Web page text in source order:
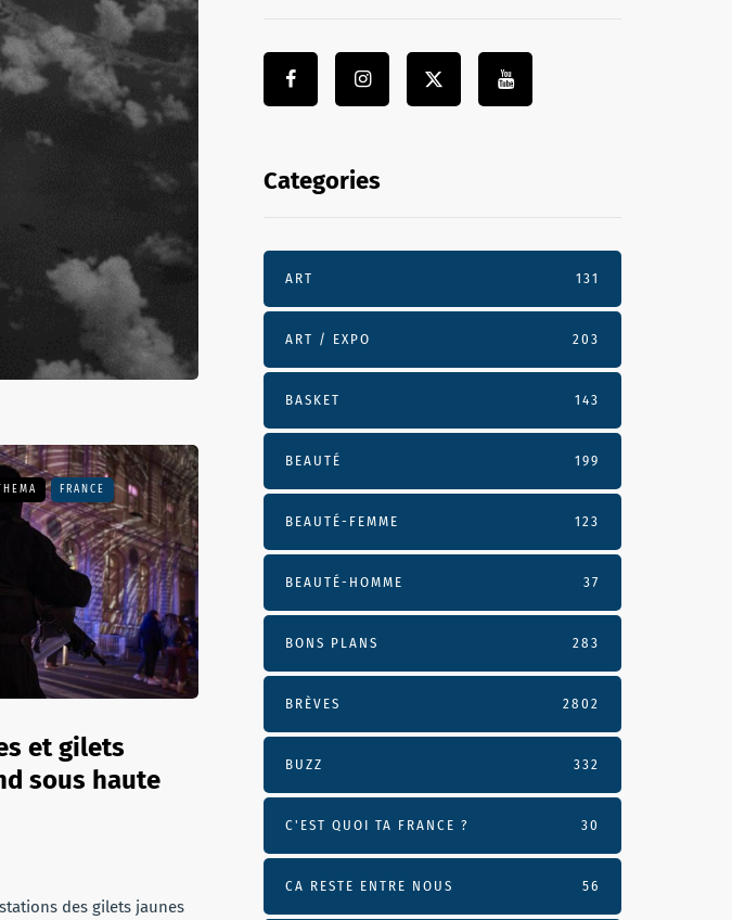
FRANCE
et gilets
sous haute
des gilets jaunes
Categories
ART 131
ART / EXPO 203
BASKET 143
BEAUTÉ 199
BEAUTÉ-FEMME 123
BEAUTÉ-HOMME 37
BONS PLANS 283
BRÈVES 2802
BUZZ 332
C'EST QUOI TA FRANCE ? 30
CA RESTE ENTRE NOUS 56